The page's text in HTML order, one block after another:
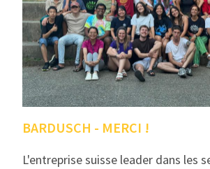
BARDUSCH - MERCI !
L'entreprise suisse leader dans les